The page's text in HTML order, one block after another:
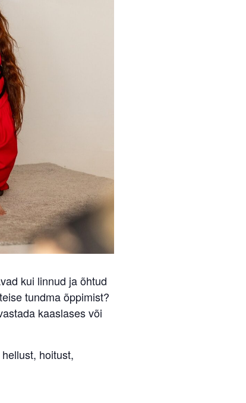
kui linnud ja õhtud
tundma õppimist?
kaaslases või
hoitust,